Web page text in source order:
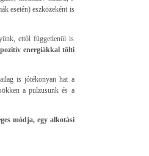
esetén) eszközeként is
ettől függetlenül is
energiákkal tölti
is jótékonyan hat a
a pulzusunk és a
módja, egy alkotási